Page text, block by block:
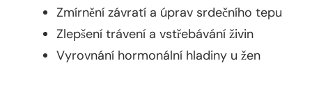
Zmírnění závratí a úprav srdečního tepu
Zlepšení trávení a vstřebávání živin
Vyrovnání hormonální hladiny u žen